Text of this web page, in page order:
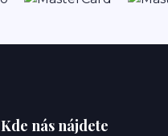
Kde nás nájdete